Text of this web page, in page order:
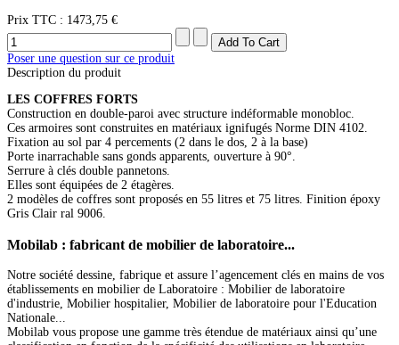
Prix ​​TTC : 1473,75 €
Poser une question sur ce produit
Description du produit
LES COFFRES FORTS
Construction en double-paroi avec structure indéformable monobloc.
Ces armoires sont construites en matériaux ignifugés Norme DIN 4102.
Fixation au sol par 4 percements (2 dans le dos, 2 à la base)
Porte inarrachable sans gonds apparents, ouverture à 90°.
Serrure à clés double pannetons.
Elles sont équipées de 2 étagères.
2 modèles de coffres sont proposés en 55 litres et 75 litres. Finition époxy
Gris Clair ral 9006.
Mobilab : fabricant de mobilier de laboratoire...
Notre société dessine, fabrique et assure l’agencement clés en mains de vos
établissements en mobilier de Laboratoire : Mobilier de laboratoire
d'industrie, Mobilier hospitalier, Mobilier de laboratoire pour l'Education
Nationale...
Mobilab vous propose une gamme très étendue de matériaux ainsi qu’une